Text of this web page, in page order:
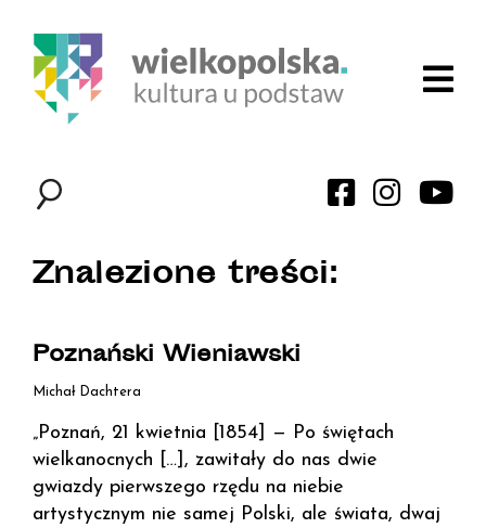
Znalezione treści:
Poznański Wieniawski
Michał Dachtera
„Poznań, 21 kwietnia [1854] — Po świętach
wielkanocnych […], zawitały do nas dwie
gwiazdy pierwszego rzędu na niebie
artystycznym nie samej Polski, ale świata, dwaj